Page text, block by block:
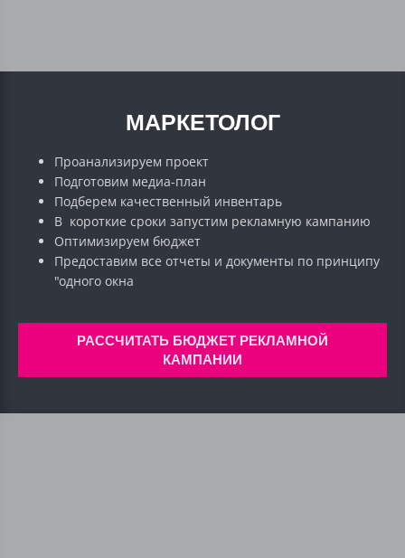
МАРКЕТОЛОГ
Проанализируем проект
Подготовим медиа-план
Подберем качественный инвентарь
В короткие сроки запустим рекламную кампанию
Оптимизируем бюджет
Предоставим все отчеты и документы по принципу
"одного окна
РАССЧИТАТЬ БЮДЖЕТ РЕКЛАМНОЙ
КАМПАНИИ